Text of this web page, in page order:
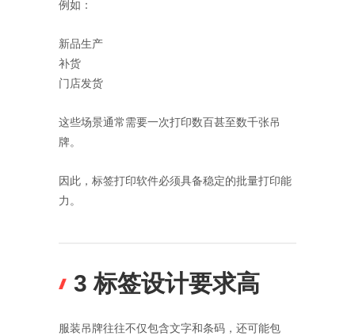
例如：
新品生产
补货
门店发货
这些场景通常需要一次打印数百甚至数千张吊
牌。
因此，标签打印软件必须具备稳定的批量打印能
力。
3 标签设计要求高
服装吊牌往往不仅包含文字和条码，还可能包